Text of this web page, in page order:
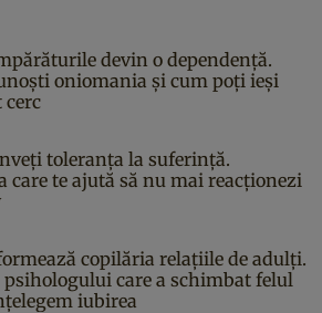
devin o dependență.
oniomania și cum poți ieși
cerc
toleranța la suferință.
care te ajută să nu mai reacționezi
copilăria relațiile de adulți.
psihologului care a schimbat felul
iubirea